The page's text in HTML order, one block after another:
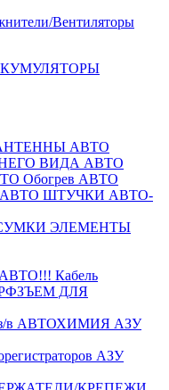
Вентиляторы
АВТО
ВИДА АВТО
Обогрев АВТО
АВТО ШТУЧКИ АВТО-
ЭЛЕМЕНТЫ
Кабель
ДЛЯ
в АВТОХИМИЯ АЗУ
АЗУ